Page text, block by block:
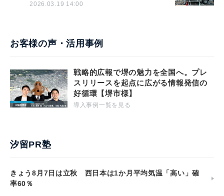
2026.03.19 14:00
お客様の声・活用事例
戦略的広報で堺の魅力を全国へ。プレ
スリリースを起点に広がる情報発信の
好循環【堺市様】
導入事例一覧を見る
汐留PR塾
きょう8月7日は立秋 西日本は1か月平均気温「高い」確
率60％